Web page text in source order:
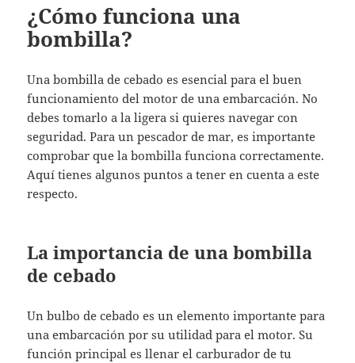
¿Cómo funciona una
bombilla?
Una bombilla de cebado es esencial para el buen
funcionamiento del motor de una embarcación. No
debes tomarlo a la ligera si quieres navegar con
seguridad. Para un pescador de mar, es importante
comprobar que la bombilla funciona correctamente.
Aquí tienes algunos puntos a tener en cuenta a este
respecto.
La importancia de una bombilla
de cebado
Un bulbo de cebado es un elemento importante para
una embarcación por su utilidad para el motor. Su
función principal es llenar el carburador de tu